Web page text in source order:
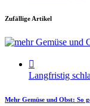
Zufällige Artikel
Langfristig
Mehr Gemüse und Obst: So